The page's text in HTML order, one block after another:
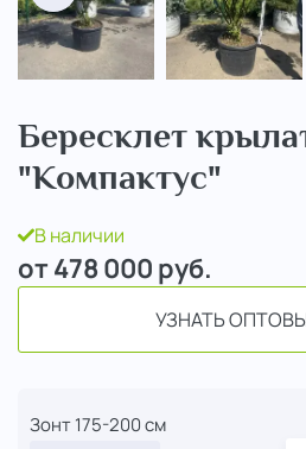
Бересклет
"Компактус"
В наличии
от 478 000 руб.
УЗНАТЬ
Зонт 175-200 см